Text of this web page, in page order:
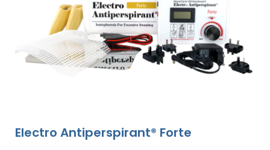
Electro Antiperspirant® Forte